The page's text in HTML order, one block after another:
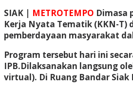
Share
SIAK | METROTEMPO Dimasa
Kerja Nyata Tematik (KKN-T)
pemberdayaan masyarakat
Program tersebut hari ini
IPB.Dilaksanakan langsung
virtual). Di Ruang Bandar